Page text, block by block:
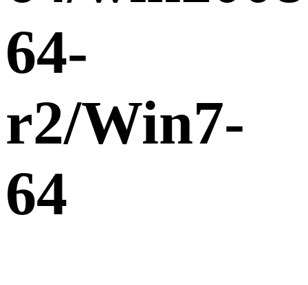
64-
r2/Win7-
64